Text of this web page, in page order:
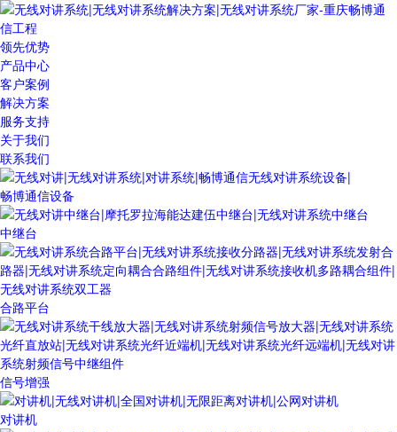
领先优势
产品中心
客户案例
解决方案
服务支持
关于我们
联系我们
畅博通信设备
中继台
合路平台
信号增强
对讲机